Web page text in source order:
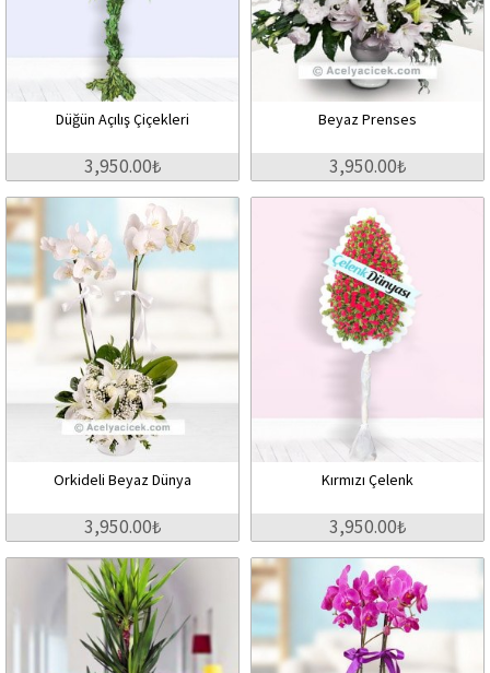
Düğün Açılış Çiçekleri
3,950.00₺
Beyaz Prenses
3,950.00₺
Orkideli Beyaz Dünya
3,950.00₺
Kırmızı Çelenk
3,950.00₺